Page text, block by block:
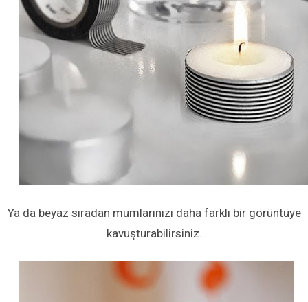
Ya da beyaz sıradan mumlarınızı daha farklı bir görüntüye
kavuşturabilirsiniz.